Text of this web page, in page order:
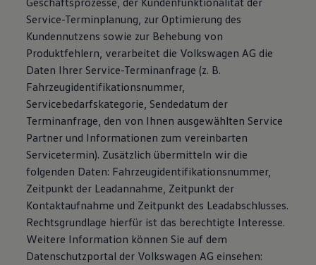
Service-Terminplanung, zur Optimierung des
Kundennutzens sowie zur Behebung von
Produktfehlern, verarbeitet die Volkswagen AG die
Daten Ihrer Service-Terminanfrage (z. B.
Fahrzeugidentifikationsnummer,
Servicebedarfskategorie, Sendedatum der
Terminanfrage, den von Ihnen ausgewählten Service
Partner und Informationen zum vereinbarten
Servicetermin). Zusätzlich übermitteln wir die
folgenden Daten: Fahrzeugidentifikationsnummer,
Zeitpunkt der Leadannahme, Zeitpunkt der
Kontaktaufnahme und Zeitpunkt des Leadabschlusses.
Rechtsgrundlage hierfür ist das berechtigte Interesse.
Weitere Information können Sie auf dem
Datenschutzportal der Volkswagen AG einsehen: